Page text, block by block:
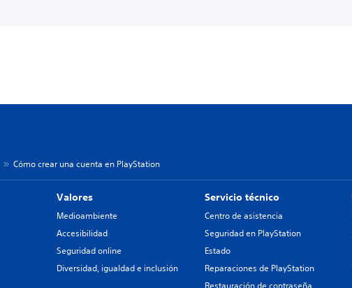
Cómo crear una cuenta en PlayStation
Valores
Medioambiente
Accesibilidad
Seguridad online
Diversidad, igualdad e inclusión
Servicio técnico
Centro de asistencia
Seguridad en PlayStation
Estado
Reparaciones de PlayStation
Restauración de contraseña